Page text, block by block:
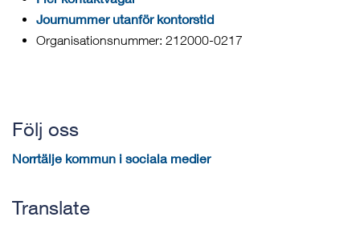
Journummer utanför kontorstid
Organisationsnummer: 212000-0217
Följ oss
Norrtälje kommun i sociala medier
Translate